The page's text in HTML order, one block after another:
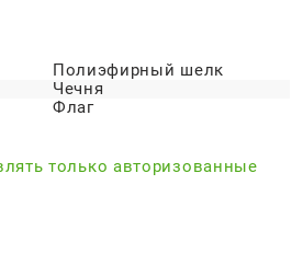
Полиэфирный шелк
Чечня
Флаг
только авторизованные